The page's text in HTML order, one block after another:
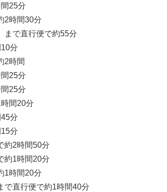
25分
2時間30分
まで直行便で約55分
分
2時間
25分
25分
間20分
分
分
約2時間50分
約1時間20分
1時間20分
で直行便で約1時間40分